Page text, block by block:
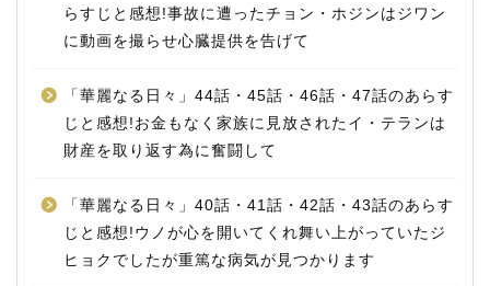
らすじと感想!事故に遭ったチョン・ホジンはジワン
に動画を撮らせ心臓提供を告げて
「華麗なる日々」44話・45話・46話・47話のあらす
じと感想!お金もなく家族に見放されたイ・テランは
財産を取り返す為に奮闘して
「華麗なる日々」40話・41話・42話・43話のあらす
じと感想!ウノが心を開いてくれ舞い上がっていたジ
ヒョクでしたが重篤な病気が見つかります